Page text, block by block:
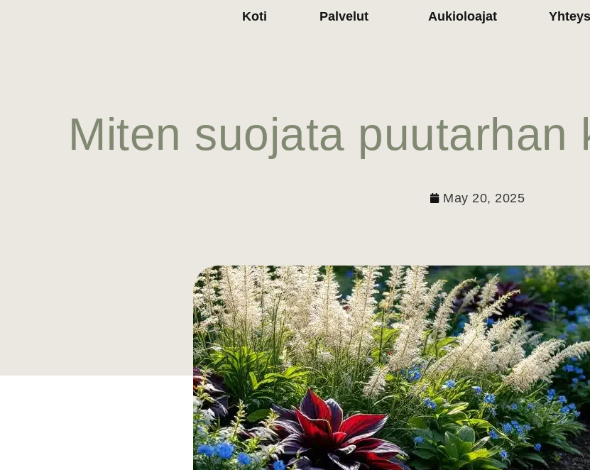
Koti Palvelut Aukioloajat
Miten suojata puutarhan
May 20, 2025